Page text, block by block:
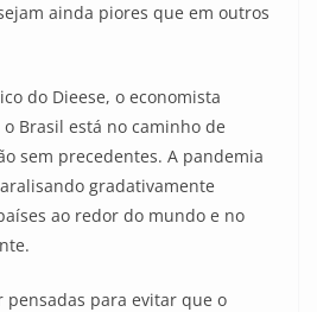
ainda piores que em outros
do Dieese, o economista
Brasil está no caminho de
sem precedentes. A pandemia
gradativamente
ao redor do mundo e no
pensadas para evitar que o